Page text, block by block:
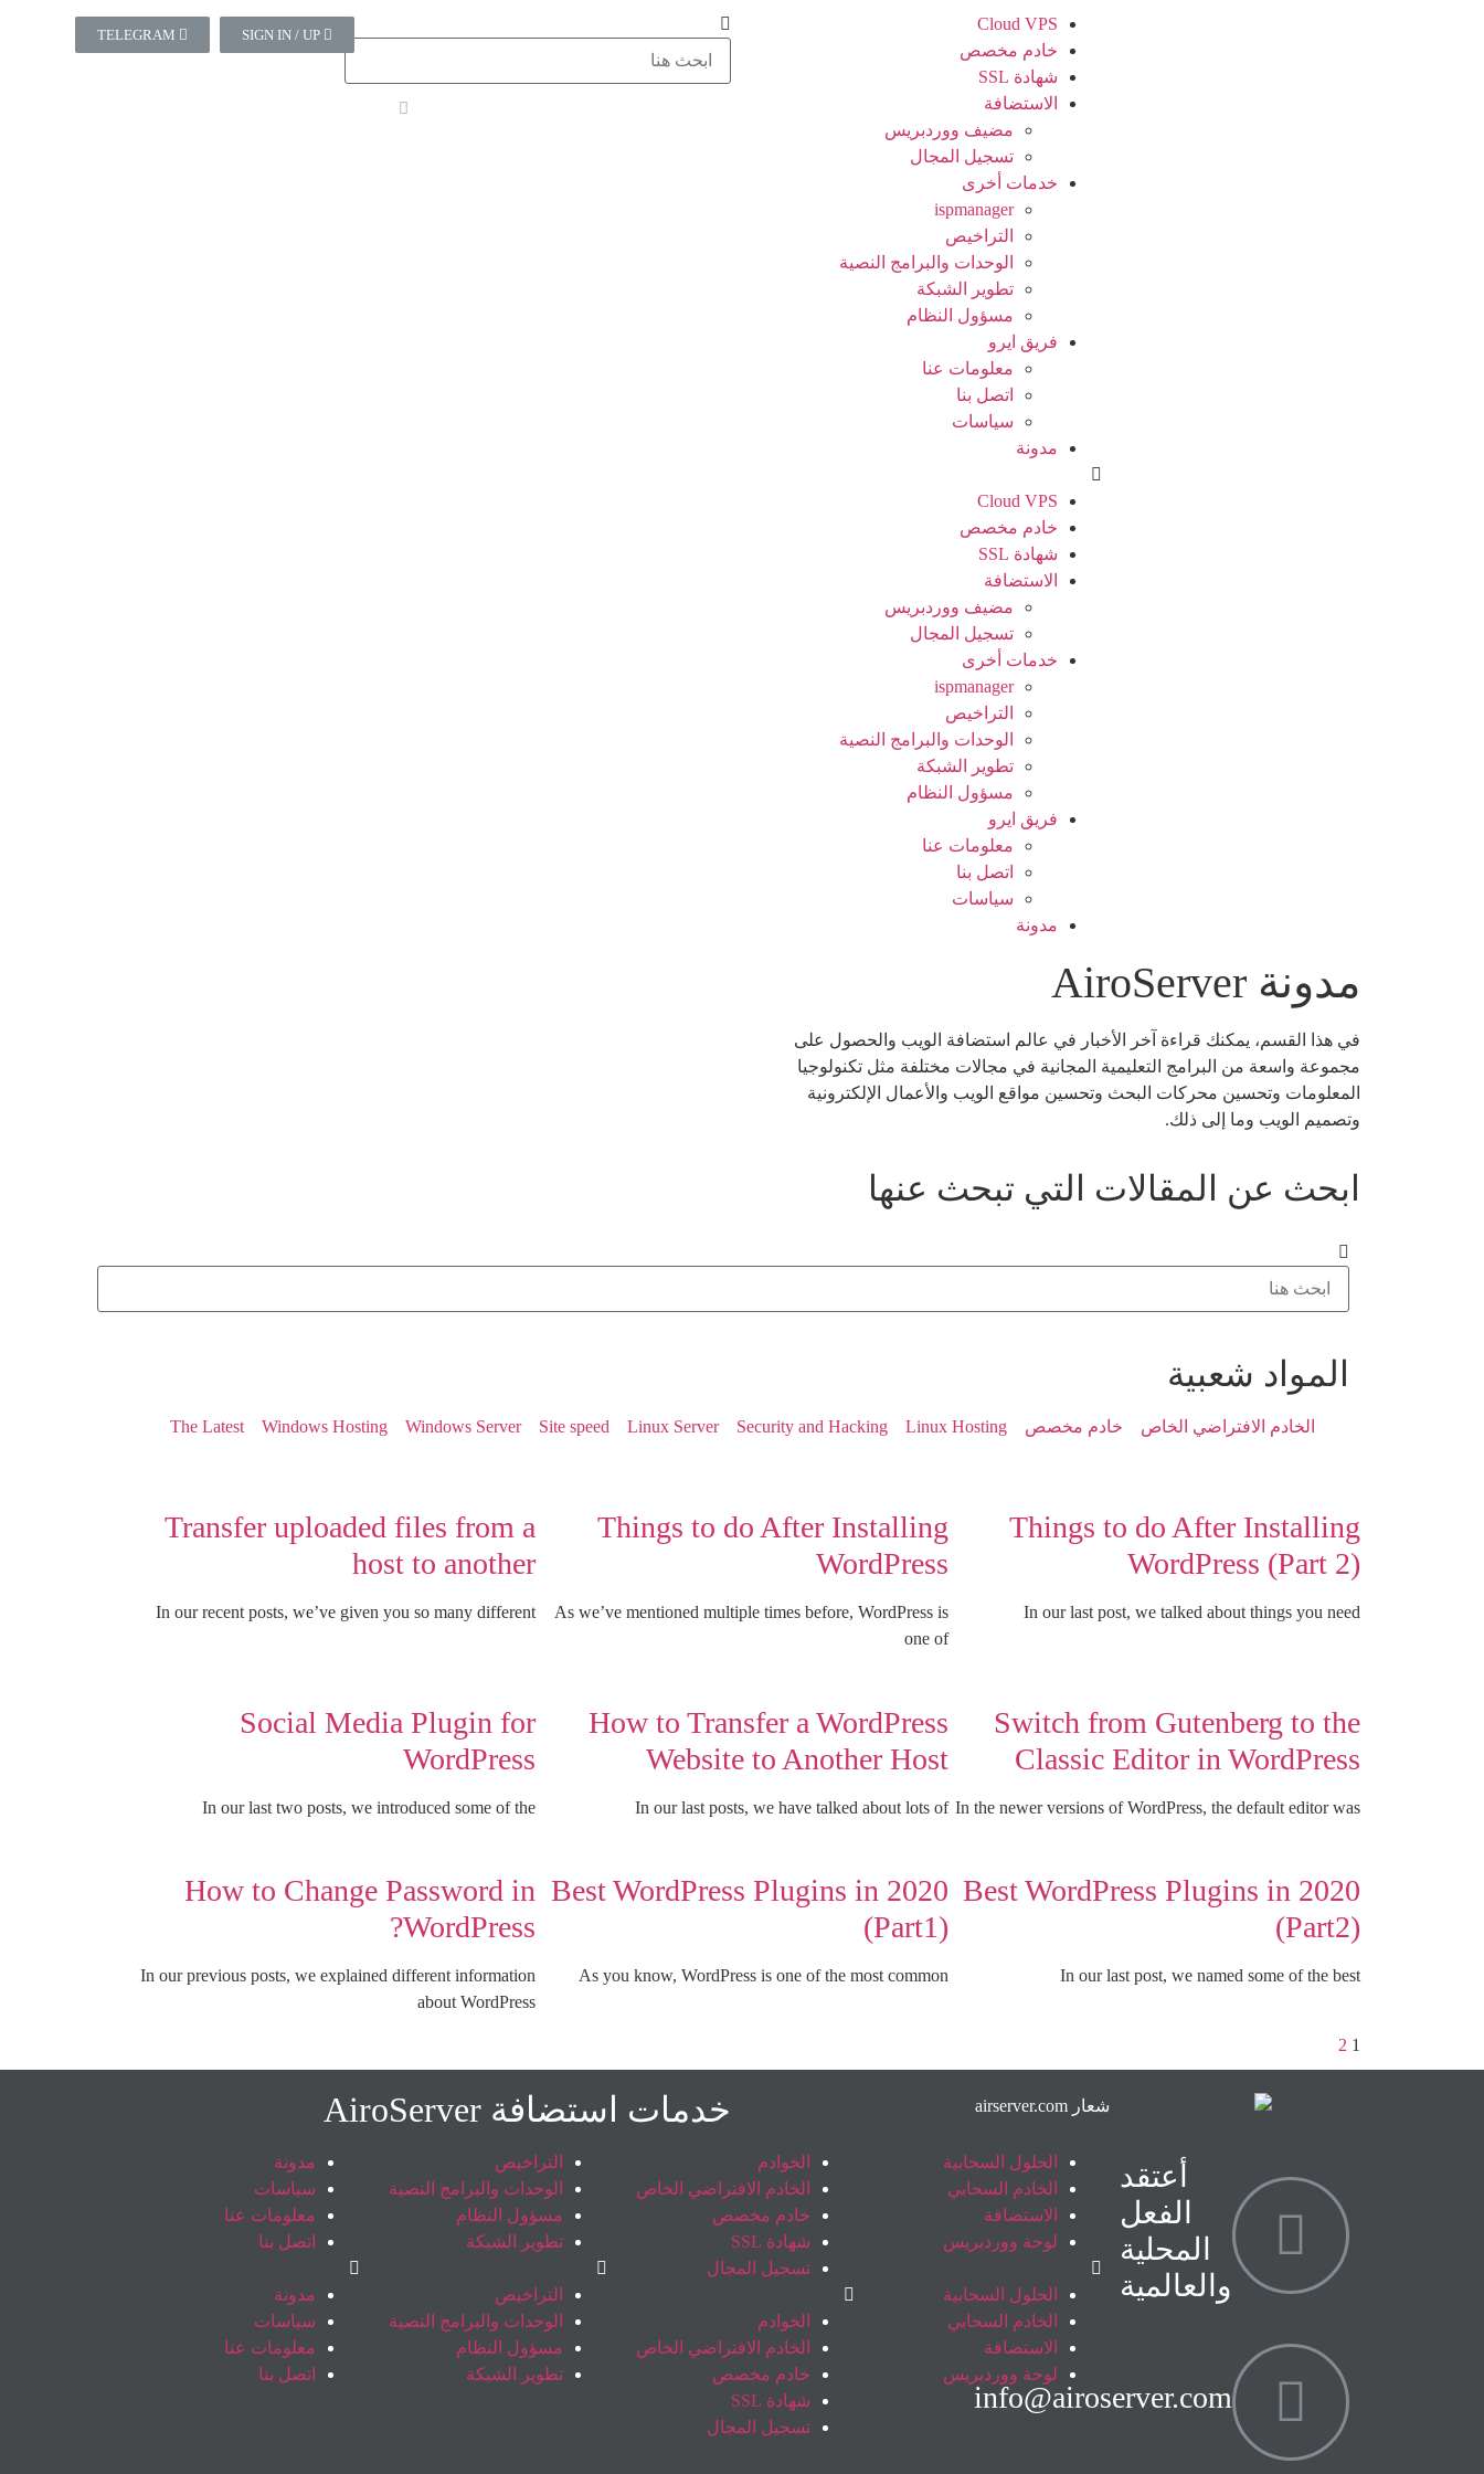
Cloud VPS
خادم مخصص
شهادة SSL
الاستضافة
مضيف ووردبريس
تسجيل المجال
خدمات أخرى
ispmanager
التراخيص
الوحدات والبرامج النصية
تطوير الشبكة
مسؤول النظام
فريق ايرو
معلومات عنا
اتصل بنا
سياسات
مدونة
Cloud VPS
خادم مخصص
شهادة SSL
الاستضافة
مضيف ووردبريس
تسجيل المجال
خدمات أخرى
ispmanager
التراخيص
الوحدات والبرامج النصية
تطوير الشبكة
مسؤول النظام
فريق ايرو
معلومات عنا
اتصل بنا
سياسات
مدونة
SIGN IN / UP
TELEGRAM
مدونة AiroServer
في هذا القسم، يمكنك قراءة آخر الأخبار في عالم استضافة الويب والحصول على
مجموعة واسعة من البرامج التعليمية المجانية في مجالات مختلفة مثل تكنولوجيا
المعلومات وتحسين محركات البحث وتحسين مواقع الويب والأعمال الإلكترونية
وتصميم الويب وما إلى ذلك.
ابحث عن المقالات التي تبحث عنها
المواد شعبية
الخادم الافتراضي الخاص خادم مخصص Linux Hosting
Security and Hacking
Linux Server
Site speed
Windows Server
Windows Hosting
The Latest
Things to do After Installing
WordPress (Part 2)
In our last post, we talked about things you need
Things to do After Installing
WordPress
As we’ve mentioned multiple times before, WordPress is
one of
Transfer uploaded files from a
host to another
In our recent posts, we’ve given you so many different
Switch from Gutenberg to the
Classic Editor in WordPress
In the newer versions of WordPress, the default editor was
How to Transfer a WordPress
Website to Another Host
In our last posts, we have talked about lots of
Social Media Plugin for
WordPress
In our last two posts, we introduced some of the
Best WordPress Plugins in 2020
(Part2)
In our last post, we named some of the best
Best WordPress Plugins in 2020
(Part1)
As you know, WordPress is one of the most common
How to Change Password in
WordPress?
In our previous posts, we explained different information
about WordPress
1
2
خدمات استضافة AiroServer
أعتقد
الفعل
المحلية
والعالمية
info@airoserver.com
الحلول السحابية
الخادم السحابي
الاستضافة
لوحة ووردبريس
الحلول السحابية
الخادم السحابي
الاستضافة
لوحة ووردبريس
الخوادم
الخادم الافتراضي الخاص
خادم مخصص
شهادة SSL
تسجيل المجال
الخوادم
الخادم الافتراضي الخاص
خادم مخصص
شهادة SSL
تسجيل المجال
التراخيص
الوحدات والبرامج النصية
مسؤول النظام
تطوير الشبكة
التراخيص
الوحدات والبرامج النصية
مسؤول النظام
تطوير الشبكة
مدونة
سياسات
معلومات عنا
اتصل بنا
مدونة
سياسات
معلومات عنا
اتصل بنا